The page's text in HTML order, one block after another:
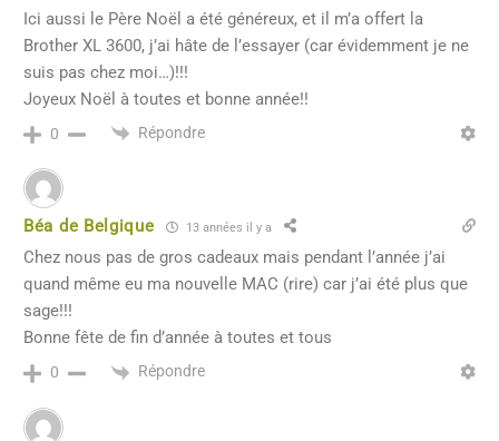
Ici aussi le Père Noël a été généreux, et il m’a offert la
Brother XL 3600, j’ai hâte de l’essayer (car évidemment je ne
suis pas chez moi…)!!!
Joyeux Noël à toutes et bonne année!!
0 Répondre
Béa de Belgique 13 années il y a
Chez nous pas de gros cadeaux mais pendant l’année j’ai
quand même eu ma nouvelle MAC (rire) car j’ai été plus que
sage!!!
Bonne fête de fin d’année à toutes et tous
0 Répondre